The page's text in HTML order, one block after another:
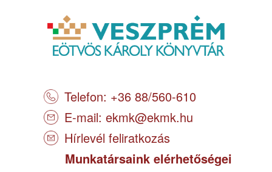
Telefon: +36 88/560-610
E-mail: ekmk@ekmk.hu
Hírlevél feliratkozás
Munkatársaink elérhetőségei